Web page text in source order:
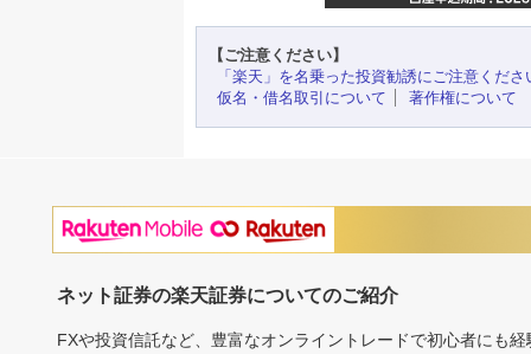
【ご注意ください】
「楽天」を名乗った投資勧誘にご注意くださ
仮名・借名取引について
著作権について
ネット証券の楽天証券についてのご紹介
FXや投資信託など、豊富なオンライントレードで初心者にも